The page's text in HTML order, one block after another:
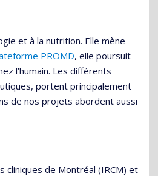
et à la nutrition. Elle mène
PROMD, elle poursuit
l’humain. Les différents
portent principalement
de nos projets abordent aussi
cliniques de Montréal (IRCM) et